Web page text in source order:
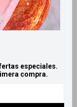
especiales.
compra.